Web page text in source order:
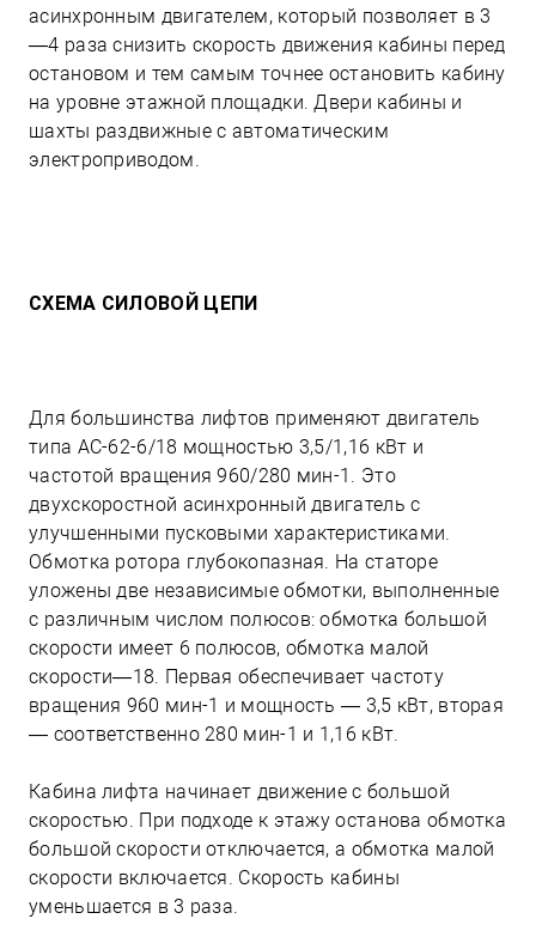
асинхронным двигателем, который позволяет в 3
—4 раза снизить скорость движения кабины перед
остановом и тем самым точнее остановить кабину
на уровне этажной площадки. Двери кабины и
шахты раздвижные с автоматическим
электроприводом.
СХЕМА СИЛОВОЙ ЦЕПИ
Для большинства лифтов применяют двигатель
типа АС-62-6/18 мощностью 3,5/1,16 кВт и
частотой вращения 960/280 мин-1. Это
двухскоростной асинхронный двигатель с
улучшенными пусковыми характеристиками.
Обмотка ротора глубокопазная. На статоре
уложены две независимые обмотки, выполненные
с различным числом полюсов: обмотка большой
скорости имеет 6 полюсов, обмотка малой
скорости—18. Первая обеспечивает частоту
вращения 960 мин-1 и мощность — 3,5 кВт, вторая
— соответственно 280 мин-1 и 1,16 кВт.
Кабина лифта начинает движение с большой
скоростью. При подходе к этажу останова обмотка
большой скорости отключается, а обмотка малой
скорости включается. Скорость кабины
уменьшается в 3 раза.